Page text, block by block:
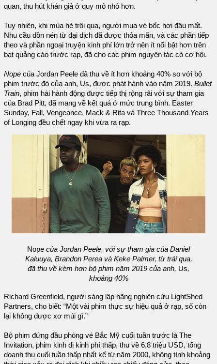
quan, thu hút khán giả ở quy mô nhỏ hơn.
Tuy nhiên, khi mùa hè trôi qua, người mua vé bốc hơi đâu mất.
Nhu cầu dồn nén từ đại dịch đã được thỏa mãn, và các phần tiếp
theo và phần ngoại truyện kinh phí lớn trở nên ít nổi bật hơn trên
bạt quảng cáo trước rạp, đã cho các phim nguyên tác có cơ hội.
Nope của Jordan Peele đã thu về ít hơn khoảng 40% so với bộ
phim trước đó của anh, Us, được phát hành vào năm 2019. Bullet
Train, phim hài hành động được tiếp thị rộng rãi với sự tham gia
của Brad Pitt, đã mang về kết quả ở mức trung bình. Easter
Sunday, Fall, Vengeance, Mack & Rita và Three Thousand Years
of Longing đều chết ngay khi vừa ra rạp.
Nope của Jordan Peele, với sự tham gia của Daniel
Kaluuya, Brandon Perea và Keke Palmer, từ trái qua,
đã thu về kém hơn bộ phim năm 2019 của anh, Us,
khoảng 40%
Richard Greenfield, người sáng lập hãng nghiên cứu LightShed
Partners, cho biết: “Một vài phim thực sự hiệu quả ở rạp, số còn
lại không được xơ múi gì.”
Bộ phim đứng đầu phòng vé Bắc Mỹ cuối tuần trước là The
Invitation, phim kinh dị kinh phí thấp, thu về 6,8 triệu USD, tổng
doanh thu cuối tuần thấp nhất kể từ năm 2000, không tính khoảng